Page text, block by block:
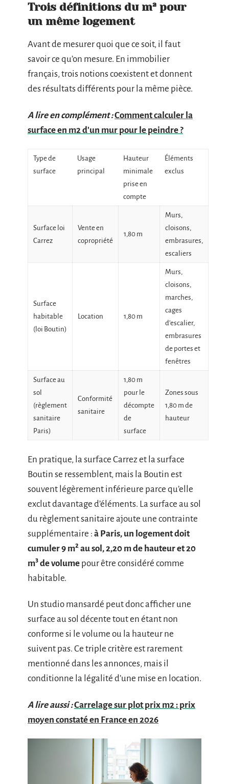
Trois définitions du m² pour
un même logement
Avant de mesurer quoi que ce soit, il faut
savoir ce qu’on mesure. En immobilier
français, trois notions coexistent et donnent
des résultats différents pour la même pièce.
A lire en complément :Comment calculer la
surface en m2 d'un mur pour le peindre ?
Type de
surface
Usage
principal
Hauteur
minimale
prise en
compte
Éléments
exclus
Surface loi
Carrez
Vente en
copropriété
1,80 m
Murs,
cloisons,
embrasures,
escaliers
Surface
habitable
(loi Boutin)
Location 1,80 m
Murs,
cloisons,
marches,
cages
d’escalier,
embrasures
de portes et
fenêtres
Surface au
sol
(règlement
sanitaire
Paris)
Conformité
sanitaire
1,80 m
pour le
décompte
de
surface
Zones sous
1,80 m de
hauteur
En pratique, la surface Carrez et la surface
Boutin se ressemblent, mais la Boutin est
souvent légèrement inférieure parce qu’elle
exclut davantage d’éléments. La surface au sol
du règlement sanitaire ajoute une contrainte
supplémentaire : à Paris, un logement doit
cumuler 9 m² au sol, 2,20 m de hauteur et 20
m³ de volume pour être considéré comme
habitable.
Un studio mansardé peut donc afficher une
surface au sol décente tout en étant non
conforme si le volume ou la hauteur ne
suivent pas. Ce triple critère est rarement
mentionné dans les annonces, mais il
conditionne la légalité d’une mise en location.
A lire aussi :Carrelage sur plot prix m2 : prix
moyen constaté en France en 2026